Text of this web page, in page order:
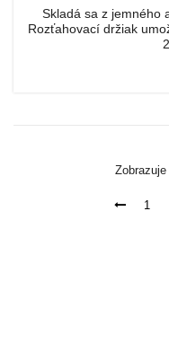
Skladá sa z jemného
Rozťahovací držiak
1